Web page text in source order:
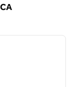
CA